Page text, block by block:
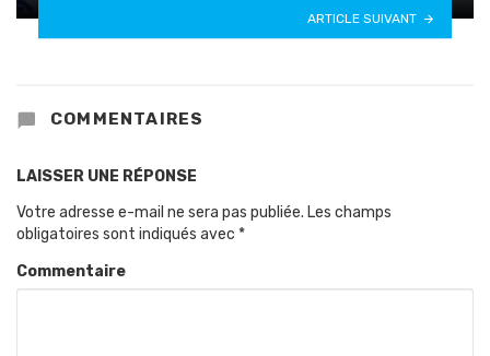
ARTICLE SUIVANT
COMMENTAIRES
LAISSER UNE RÉPONSE
Votre adresse e-mail ne sera pas publiée. Les champs
obligatoires sont indiqués avec *
Commentaire